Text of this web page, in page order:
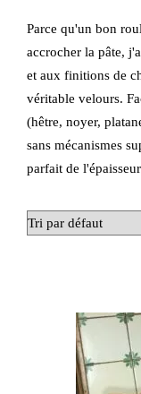
Parce qu'un bon
accrocher la pâte,
et aux finitions de
véritable velours.
(hêtre, noyer,
sans mécanismes
parfait de